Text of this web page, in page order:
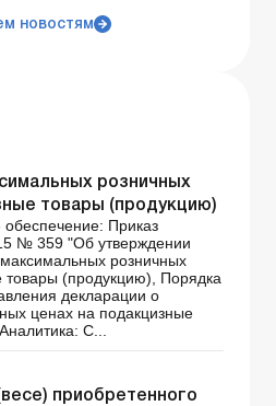
новостям
розничных
товары (продукцию)
Приказ
№ 359 "Об утверждении
розничных
товары (продукцию), Порядка
декларации о
ценах на подакцизные
С...
приобретенного